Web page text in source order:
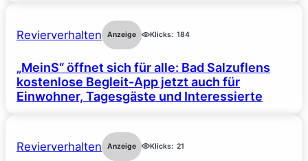
Revierverhalten Anzeige Klicks: 184
„MeinS“ öffnet sich für alle: Bad Salzuflens
kostenlose Begleit-App jetzt auch für
Einwohner, Tagesgäste und Interessierte
Revierverhalten Anzeige Klicks: 21